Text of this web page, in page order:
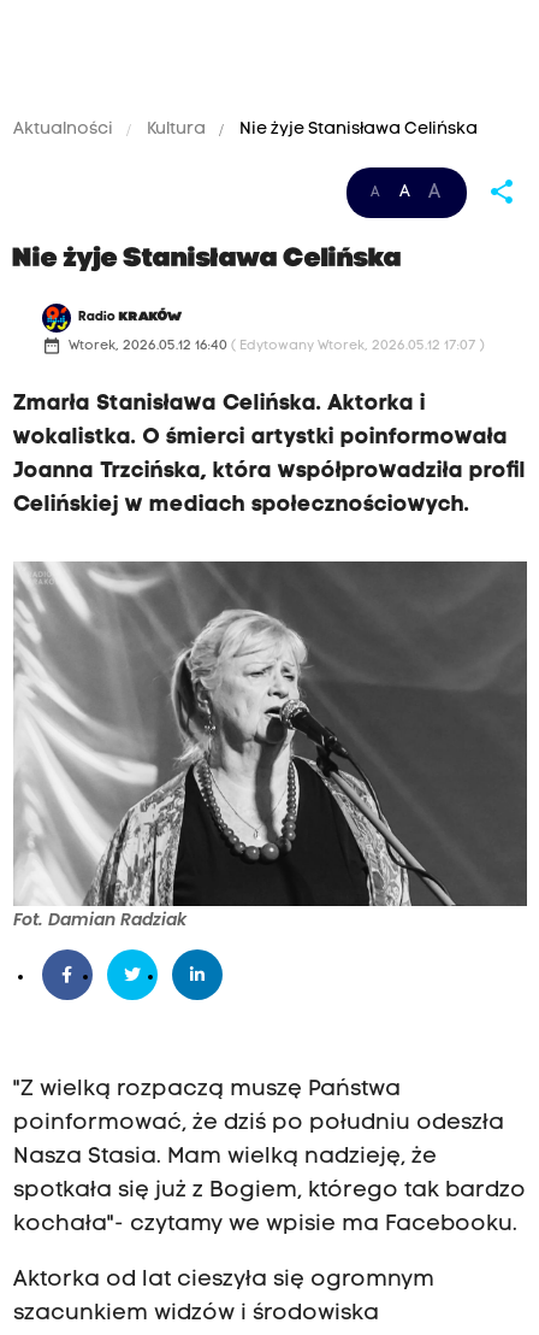
Aktualności Kultura Nie żyje Stanisława Celińska
A A A share
Nie żyje Stanisława Celińska
Radio KRAKÓW
date_range Wtorek, 2026.05.12 16:40 ( Edytowany Wtorek, 2026.05.12 17:07 )
Zmarła Stanisława Celińska. Aktorka i
wokalistka. O śmierci artystki poinformowała
Joanna Trzcińska, która współprowadziła profil
Celińskiej w mediach społecznościowych.
Fot. Damian Radziak
"Z wielką rozpaczą muszę Państwa
poinformować, że dziś po południu odeszła
Nasza Stasia. Mam wielką nadzieję, że
spotkała się już z Bogiem, którego tak bardzo
kochała"- czytamy we wpisie ma Facebooku.
Aktorka od lat cieszyła się ogromnym
szacunkiem widzów i środowiska